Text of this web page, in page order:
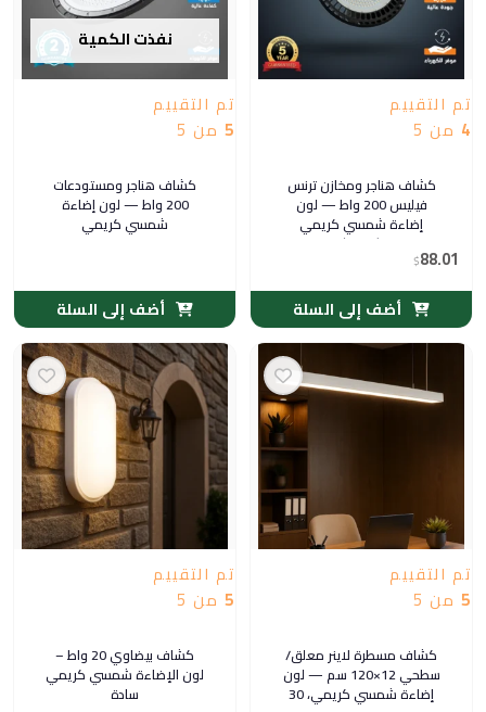
تم التقييم
4 من 5
كشاف هناجر ومخازن ترنس
فيليس 200 واط — لون
إضاءة شمسي كريمي
(توفل)
$88.01
أضف إلى السلة
نفذت الكمية
تم التقييم
5 من 5
كشاف هناجر ومستودعات
200 واط — لون إضاءة
شمسي كريمي
أضف إلى السلة
تم التقييم
5 من 5
كشاف مسطرة لاينر معلق/
سطحي 12×120 سم — لون
إضاءة شمسي كريمي، 30
تم التقييم
5 من 5
كشاف بيضاوي 20 واط –
لون الإضاءة شمسي كريمي
سادة